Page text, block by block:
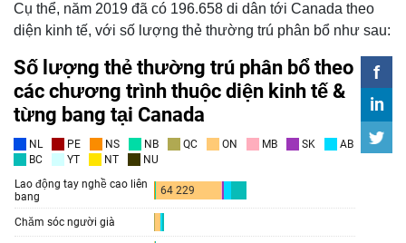
Cụ thể, năm 2019 đã có 196.658 di dân tới Canada theo
diện kinh tế, với số lượng thẻ thường trú phân bổ như sau: